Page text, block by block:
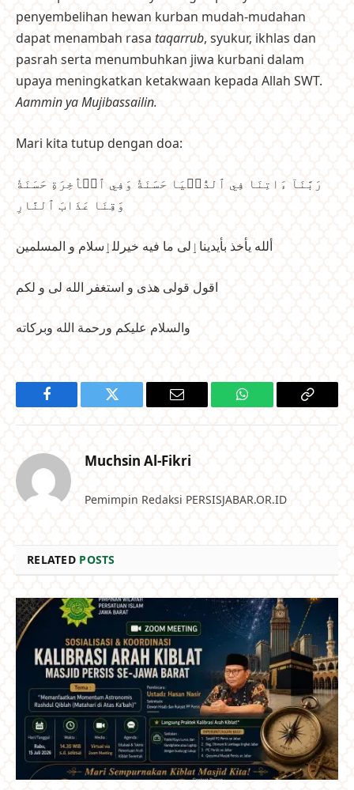
penyembelihan hewan kurban mudah-mudahan
dapat menambah rasa taqarrub, syukur, ikhlas dan
pasrah serta menumbuhkan jiwa kurbani dalam
upaya meningkatkan ketakwaan kepada Allah SWT.
Aammin ya Mujibassailin.
Mari kita tutup dengan doa:
رَبَّنَآ ءَاتِنَا فِي ٱلدُّنۡيَا حَسَنَةٗ وَفِي ٱلۡأٓخِرَةِ حَسَنَةٗ
وَقِنَا عَذَابَ ٱلنَّارِ
ألله يأخذ بأيديناٳلى ما فيه خيرللٳسلام و المسلمين
اقول قولى هذى و استغفر الله لى و لكم
والسلام عليكم ورحمة الله وبركاته
Facebook Twitter Email WhatsApp Copy
Muchsin Al-Fikri
Pemimpin Redaksi PERSISJABAR.OR.ID
RELATED POSTS